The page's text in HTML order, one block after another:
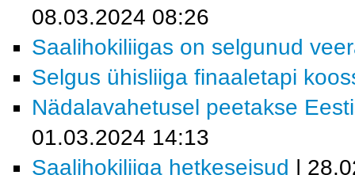
08.03.2024 08:26
Saalihokiliigas on selgunud
Selgus ühisliiga finaaletapi
Nädalavahetusel peetakse
01.03.2024 14:13
Saalihokiliiga hetkeseisud |